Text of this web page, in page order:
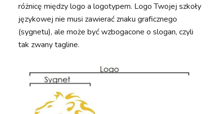
różnicę między logo a logotypem. Logo Twojej szkoły
językowej nie musi zawierać znaku graficznego
(sygnetu), ale może być wzbogacone o slogan, czyli
tak zwany tagline.